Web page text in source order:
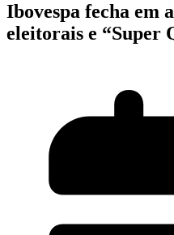
Ibovespa fecha em
eleitorais e “Super